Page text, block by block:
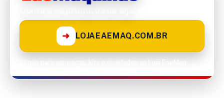
➜ LOJAEAEMAQ.COM.BR